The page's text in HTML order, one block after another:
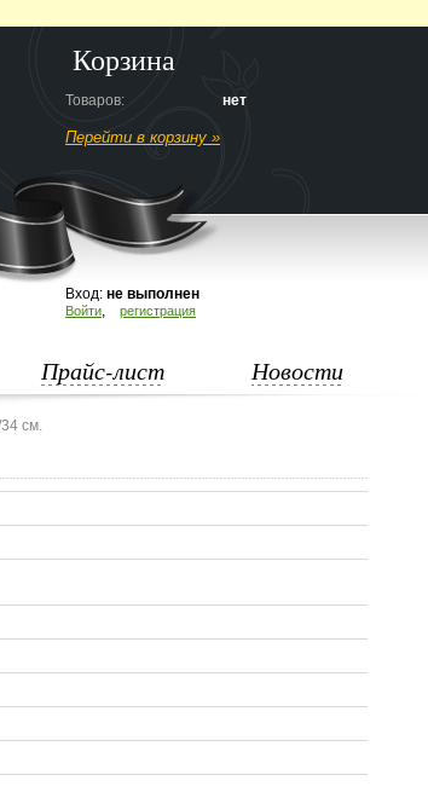
Корзина
Товаров: нет
Перейти в корзину »
Вход: не выполнен
Войти, регистрация
Прайс-лист Новости
см.